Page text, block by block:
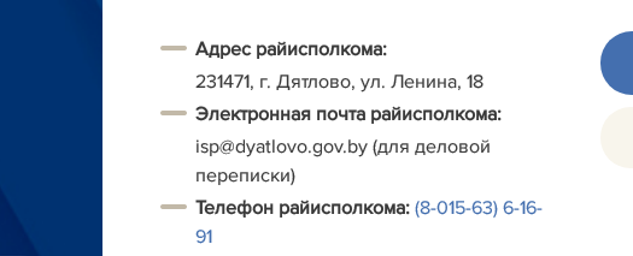
Адрес райисполкома:
231471, г. Дятлово, ул. Ленина, 18
Электронная почта райисполкома:
isp@dyatlovo.gov.by (для деловой
переписки)
Телефон райисполкома: (8-015-63) 6-16-
91